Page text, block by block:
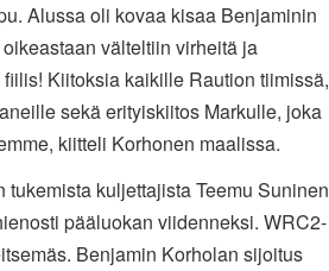
Alussa oli kovaa kisaa Benjaminin
välteltiin virheitä ja
Kiitoksia kaikille Raution tiimissä,
sekä erityiskiitos Markulle, joka
kiitteli Korhonen maalissa.
tukemista kuljettajista Teemu Suninen
pääluokan viidenneksi. WRC2-
Benjamin Korholan sijoitus